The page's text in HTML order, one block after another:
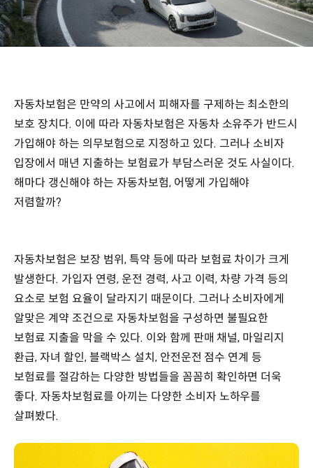
자동차보험은 만약의 사고에서 피해자를 구제하는 최소한의
보호 장치다. 이에 따라 자동차보험은 자동차 소유주가 반드시
가입해야 하는 의무보험으로 지정하고 있다. 그러나 소비자
입장에서 매년 지출하는 보험료가 부담스러운 것도 사실이다.
해마다 갱신해야 하는 자동차보험, 어떻게 가입해야
저렴할까?
자동차보험은 보장 범위, 특약 등에 따라 보험료 차이가 크게
발생한다. 가입자 연령, 운전 경력, 사고 이력, 차량 가격 등의
요소로 보험 요율이 달라지기 때문이다. 그러나 소비자에게
알맞은 계약 조건으로 자동차보험을 구성하면 불필요한
보험료 지출을 막을 수 있다. 이와 함께 판매 채널, 마일리지
환급, 자녀 할인, 블랙박스 설치, 안전운전 점수 연계 등
보험료를 절감하는 다양한 방법들을 꼼꼼히 확인하면 더욱
좋다. 자동차보험료를 아끼는 다양한 소비자 노하우를
살펴봤다.